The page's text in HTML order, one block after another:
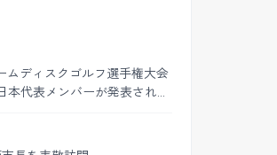
ムディスクゴルフ選手権大会
本代表メンバーが発表されま